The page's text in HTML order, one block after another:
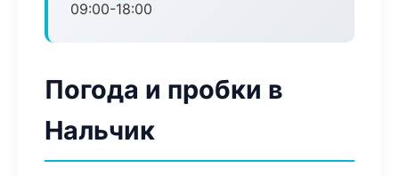
09:00-18:00
Погода и пробки в
Нальчик